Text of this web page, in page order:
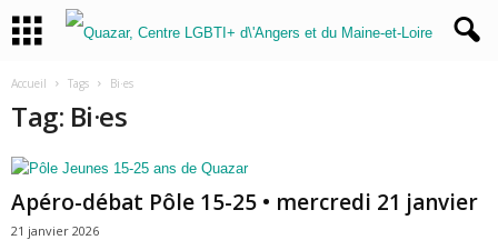
Accueil Tags Bi·es
Tag: Bi·es
Apéro-débat Pôle 15-25 • mercredi 21 janvier
21 janvier 2026